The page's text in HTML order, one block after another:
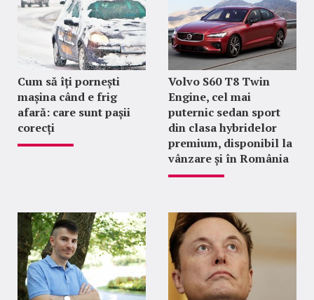
Cum să îți pornești
mașina când e frig
afară: care sunt pașii
corecți
Volvo S60 T8 Twin
Engine, cel mai
puternic sedan sport
din clasa hybridelor
premium, disponibil la
vânzare și în România